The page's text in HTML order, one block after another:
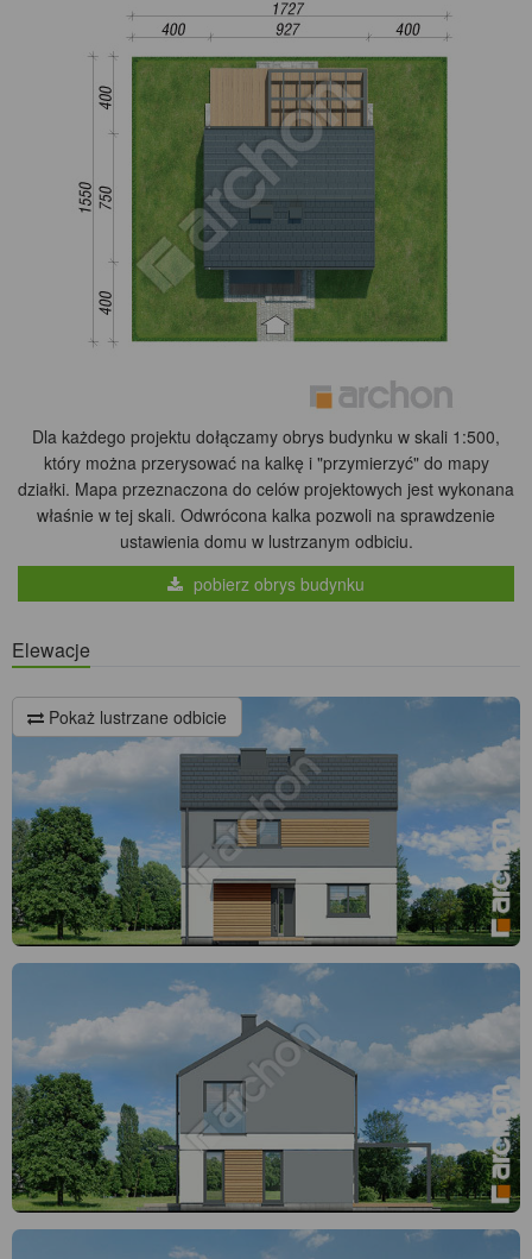
Dla każdego projektu dołączamy obrys budynku w skali 1:500,
który można przerysować na kalkę i "przymierzyć" do mapy
działki. Mapa przeznaczona do celów projektowych jest wykonana
właśnie w tej skali. Odwrócona kalka pozwoli na sprawdzenie
ustawienia domu w lustrzanym odbiciu.
pobierz obrys budynku
Elewacje
Pokaż lustrzane odbicie